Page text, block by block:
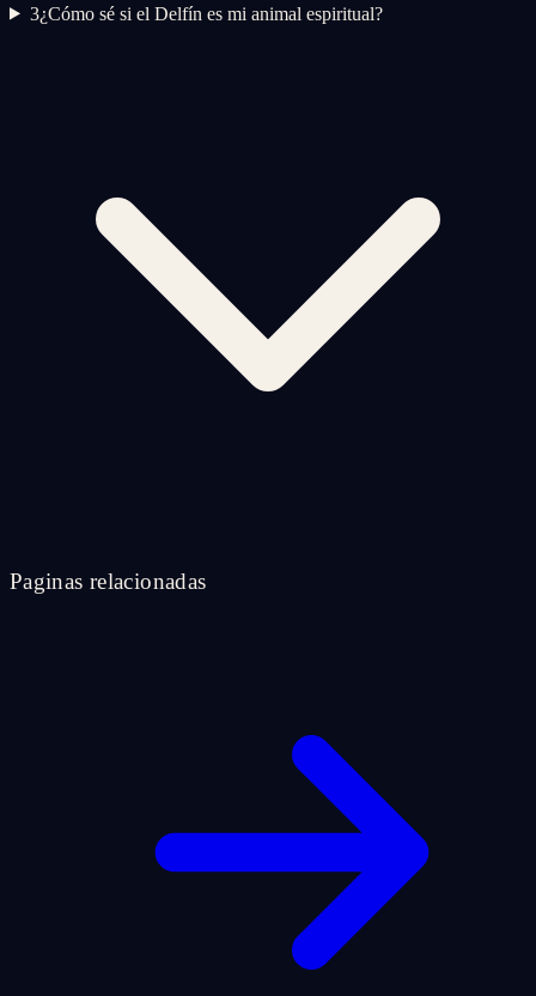
3¿Cómo sé si el Delfín es mi animal espiritual?
Paginas relacionadas